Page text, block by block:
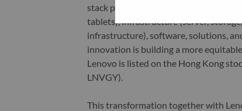
stack portfolio of AI-enabled, AI-
tablets), infrastructure (server,
infrastructure), software, solutions,
innovation is building a more
Lenovo is listed on the Hong Kong
LNVGY).
This transformation together with